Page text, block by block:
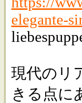
elegante-
現代のリ
きる点に